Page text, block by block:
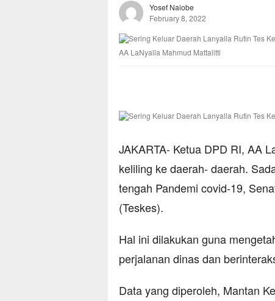
Yosef Naiobe
February 8, 2022
AA LaNyalla Mahmud Mattalitti
JAKARTA- Ketua DPD RI, AA
keliling ke daerah- daerah.
tengah Pandemi covid-19,
(Teskes).
Hal ini dilakukan guna
perjalanan dinas dan
Data yang diperoleh, Mantan